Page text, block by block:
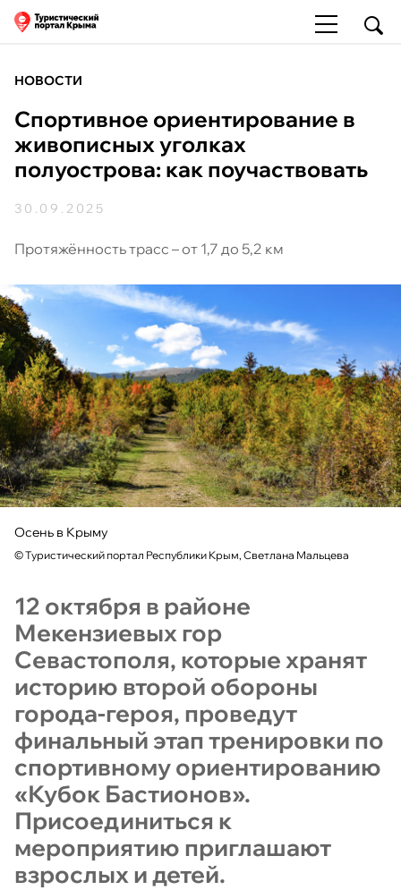
НОВОСТИ
Спортивное ориентирование в
живописных уголках
полуострова: как поучаствовать
30.09.2025
Протяжённость трасс – от 1,7 до 5,2 км
Осень в Крыму
©Туристический портал Республики Крым, Светлана Мальцева
12 октября в районе
Мекензиевых гор
Севастополя, которые хранят
историю второй обороны
города-героя, проведут
финальный этап тренировки по
спортивному ориентированию
«Кубок Бастионов».
Присоединиться к
мероприятию приглашают
взрослых и детей.